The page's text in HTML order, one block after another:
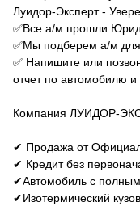
Луидор-Эксперт -
✅Все а/м прошли
✅Мы подберем а/м
✅️ Напишите или
отчет по автомобилю
Компания ЛУИДОР-
✔ Продажа от
✔ Кредит без
✔Автомобиль с
✔Изотермический